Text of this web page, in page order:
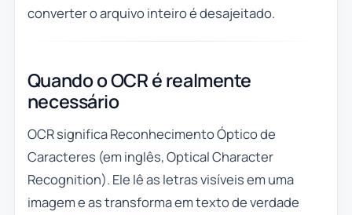
converter o arquivo inteiro é desajeitado.
Quando o OCR é realmente
necessário
OCR significa Reconhecimento Óptico de
Caracteres (em inglês,Optical Character
Recognition). Ele lê as letras visíveis em uma
imagem e as transforma em texto de verdade